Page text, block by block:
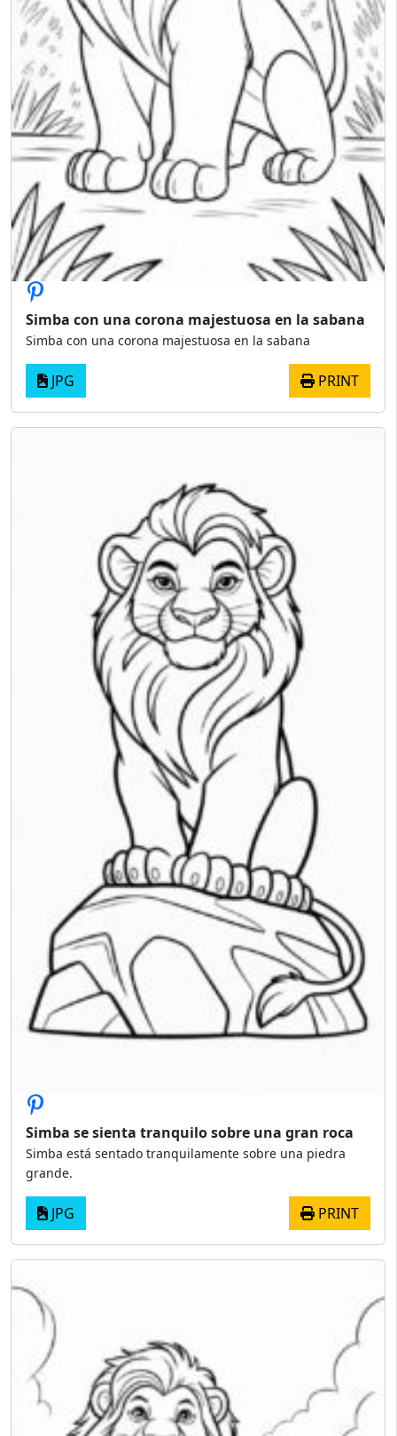
Simba con una corona majestuosa en la sabana
Simba con una corona majestuosa en la sabana
JPG PRINT
Simba se sienta tranquilo sobre una gran roca
Simba está sentado tranquilamente sobre una piedra
grande.
JPG PRINT